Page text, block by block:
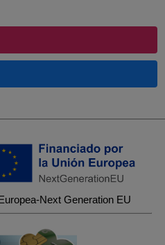
Next Generation EU